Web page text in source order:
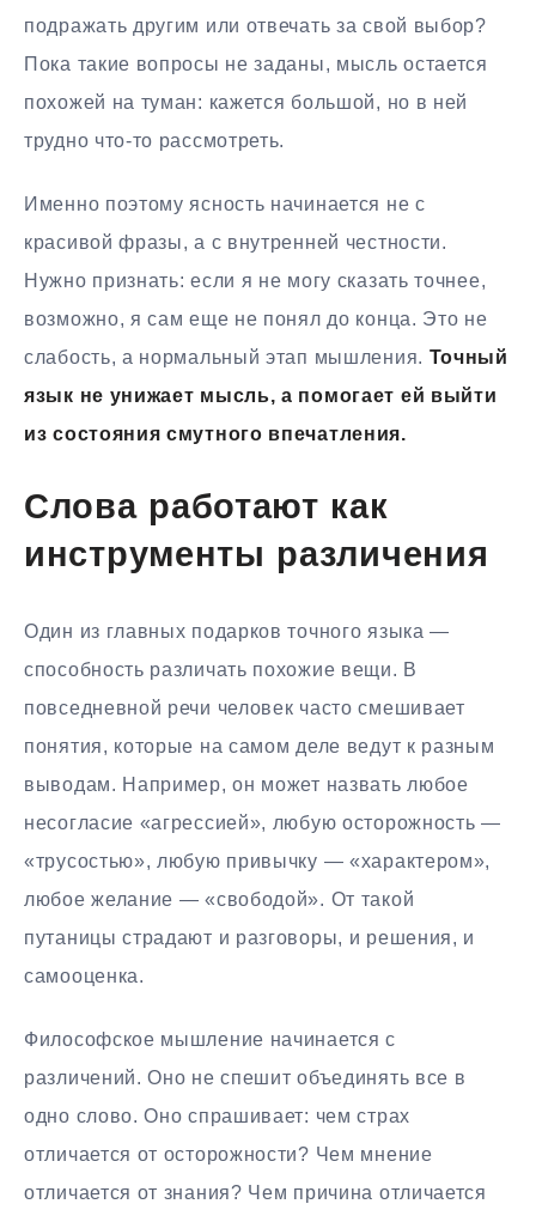
подражать другим или отвечать за свой выбор?
Пока такие вопросы не заданы, мысль остается
похожей на туман: кажется большой, но в ней
трудно что-то рассмотреть.
Именно поэтому ясность начинается не с
красивой фразы, а с внутренней честности.
Нужно признать: если я не могу сказать точнее,
возможно, я сам еще не понял до конца. Это не
слабость, а нормальный этап мышления. Точный
язык не унижает мысль, а помогает ей выйти
из состояния смутного впечатления.
Слова работают как
инструменты различения
Один из главных подарков точного языка —
способность различать похожие вещи. В
повседневной речи человек часто смешивает
понятия, которые на самом деле ведут к разным
выводам. Например, он может назвать любое
несогласие «агрессией», любую осторожность —
«трусостью», любую привычку — «характером»,
любое желание — «свободой». От такой
путаницы страдают и разговоры, и решения, и
самооценка.
Философское мышление начинается с
различений. Оно не спешит объединять все в
одно слово. Оно спрашивает: чем страх
отличается от осторожности? Чем мнение
отличается от знания? Чем причина отличается